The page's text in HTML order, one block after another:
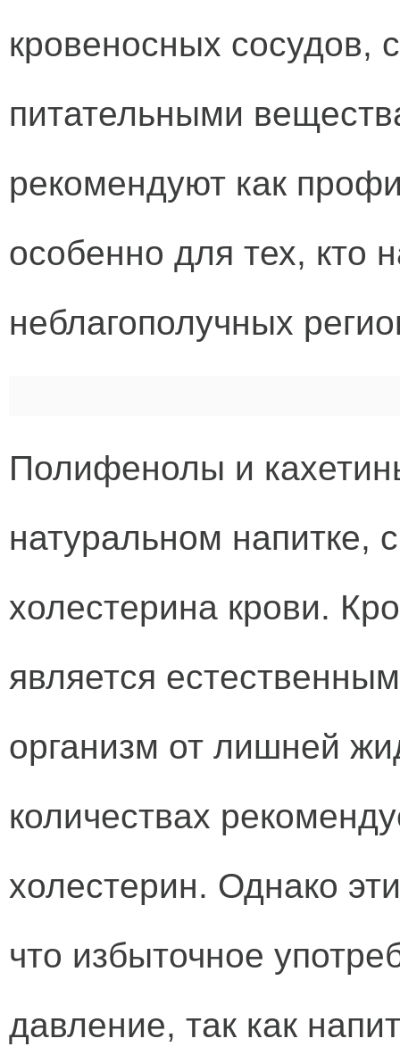
кровеносных сосудов,
питательными
рекомендуют как
особенно для тех, кто
неблагополучных
Полифенолы и
натуральном напитке,
холестерина крови.
является
организм от лишней
количествах
холестерин. Однако
что избыточное
давление, так как